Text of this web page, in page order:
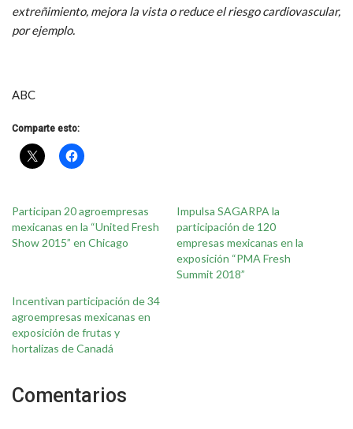
extreñimiento, mejora la vista o reduce el riesgo cardiovascular,
por ejemplo.
ABC
Comparte esto:
Participan 20 agroempresas
mexicanas en la “United Fresh
Show 2015” en Chicago
Impulsa SAGARPA la
participación de 120
empresas mexicanas en la
exposición “PMA Fresh
Summit 2018”
Incentivan participación de 34
agroempresas mexicanas en
exposición de frutas y
hortalizas de Canadá
Comentarios